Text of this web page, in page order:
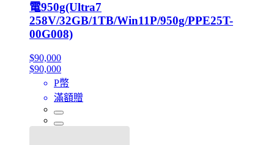
電950g(Ultra7
258V/32GB/1TB/Win11P/950g/PPE25T-
00G008)
$90,000
$90,000
P幣
滿額贈